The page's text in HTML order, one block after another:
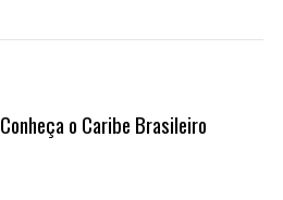
Conheça o Caribe Brasileiro